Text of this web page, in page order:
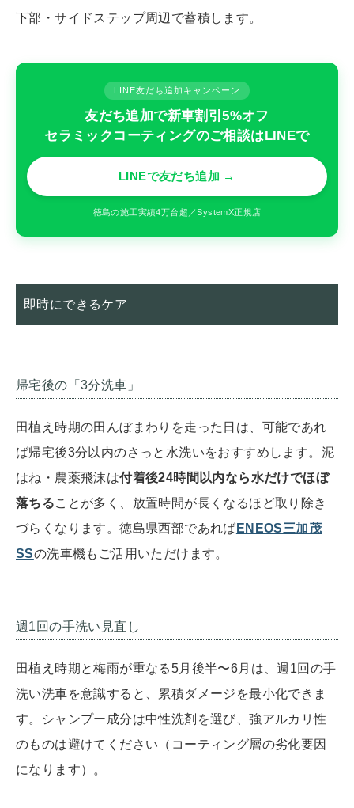
下部・サイドステップ周辺で蓄積します。
LINE友だち追加キャンペーン
友だち追加で新車割引5%オフ
セラミックコーティングのご相談はLINEで
LINEで友だち追加 →
徳島の施工実績4万台超／SystemX正規店
即時にできるケア
帰宅後の「3分洗車」
田植え時期の田んぼまわりを走った日は、可能であれ
ば帰宅後3分以内のさっと水洗いをおすすめします。泥
はね・農薬飛沫は付着後24時間以内なら水だけでほぼ
落ちることが多く、放置時間が長くなるほど取り除き
づらくなります。徳島県西部であれば ENEOS三加茂
SSの洗車機もご活用いただけます。
週1回の手洗い見直し
田植え時期と梅雨が重なる5月後半〜6月は、週1回の手
洗い洗車を意識すると、累積ダメージを最小化できま
す。シャンプー成分は中性洗剤を選び、強アルカリ性
のものは避けてください（コーティング層の劣化要因
になります）。